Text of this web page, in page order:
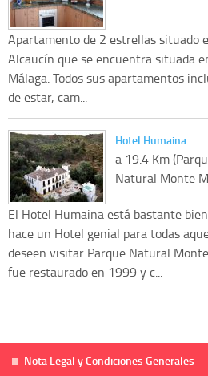
Apartamento de 2 estrellas situado
Alcaucín que se encuentra situada
Málaga. Todos sus apartamentos
de estar, cam...
Hotel Humaina
a 19.4 Km
Natural Monte
El Hotel Humaina está bastante
hace un Hotel genial para todas
deseen visitar Parque Natural
fue restaurado en 1999 y c...
Nota Legal y Condiciones Generales